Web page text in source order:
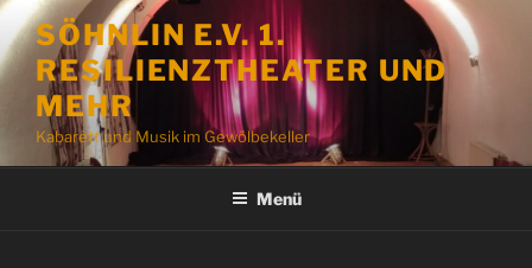
Zum
Inhalt
springen
SÖHNLIN E.V. 1.
RESILIENZTHEATER UND
MEHR
Kabarett und Musik im Gewölbekeller
Menü